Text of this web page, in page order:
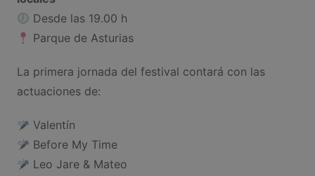
Desde las 19.00 h
Parque de Asturias
La primera jornada del festival contará con las
actuaciones de:
Valentín
Before My Time
Leo Jare & Mateo